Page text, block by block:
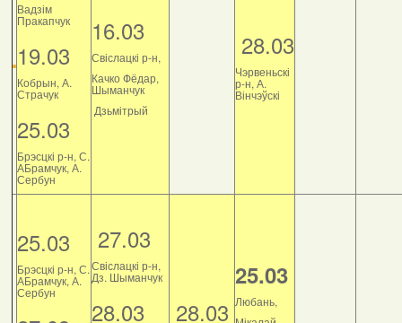
Вадзім
Пракапчук
19.03
Кобрын, А.
Страчук
25.03
Брэсцкі р-н, С.
АБрамчук, А.
Сербун
16.03
Свіслацкі р-н,
Качко Фёдар,
Шыманчук
Дзьмітрый
28.03
Чэрвеньскі
р-н, А.
Вінчэўскі
25.03
Брэсцкі р-н, С.
АБрамчук, А.
Сербун
27.03
Свіслацкі р-н,
Дз. Шыманчук
28.03 28.03
25.03
Любань,